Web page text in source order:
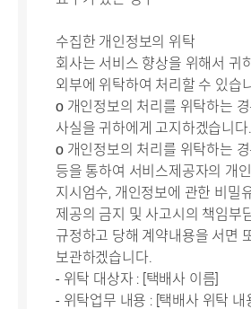
수집한 개인정보의 위탁
회사는 서비스 향상을 위해서 귀
외부에 위탁하여 처리할 수 있습
ο 개인정보의 처리를 위탁하는
사실을 귀하에게 고지하겠습니다.
ο 개인정보의 처리를 위탁하는
등을 통하여 서비스제공자의 개
지시엄수, 개인정보에 관한 비밀
제공의 금지 및 사고시의 책임부
규정하고 당해 계약내용을 서면
보관하겠습니다.
- 위탁 대상자 : [택배사 이름]
- 위탁업무 내용 : [택배사 위탁 내